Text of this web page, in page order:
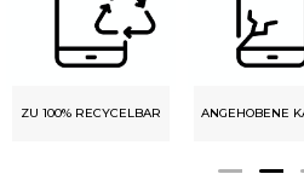
ZU 100% RECYCELBAR ANGEHOBENE